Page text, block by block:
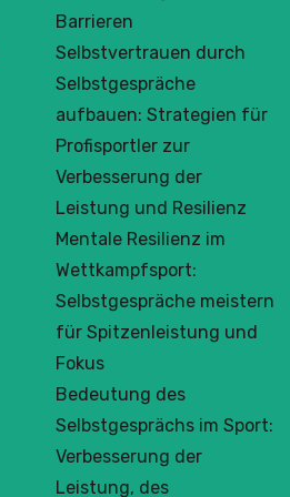
Barrieren
Selbstvertrauen durch
Selbstgespräche
aufbauen: Strategien für
Profisportler zur
Verbesserung der
Leistung und Resilienz
Mentale Resilienz im
Wettkampfsport:
Selbstgespräche meistern
für Spitzenleistung und
Fokus
Bedeutung des
Selbstgesprächs im Sport:
Verbesserung der
Leistung, des